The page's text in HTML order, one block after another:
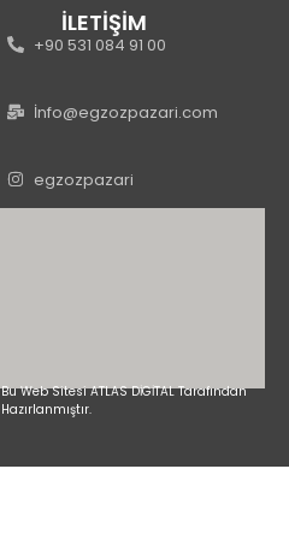
İLETİŞİM
+90 531 084 91 00
İnfo@egzozpazari.com
egzozpazari
Bu Web Sitesi ATLAS DİGİTAL Tarafından
Hazırlanmıştır.